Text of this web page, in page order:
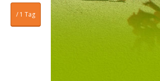
/ 1 Tag